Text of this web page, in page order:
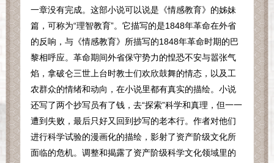
一章没有完成。这部小说可以说是《情感教育》的姊妹
篇，可称为“理智教育”。它描写的是1848年革命在外省
的反响，与《情感教育》所描写的1848年革命时期的巴
黎相呼应。革命期间外省保守势力的惶恐不安与嚣张气
焰，拿破仑三世上台时教士们欢欣鼓舞的情态，以及工
农群众的情绪和动向，在小说里都有真实的描绘。小说
还写了两个抄写员有了钱，去“探索”科学和真理，但一一
遭到失败，最后只好又回到抄写的老本行。作者对他们
进行科学试验的漫画化的描绘，影射了资产阶级文化所
面临的危机。调整和揭露了资产阶级科学文化领域里的